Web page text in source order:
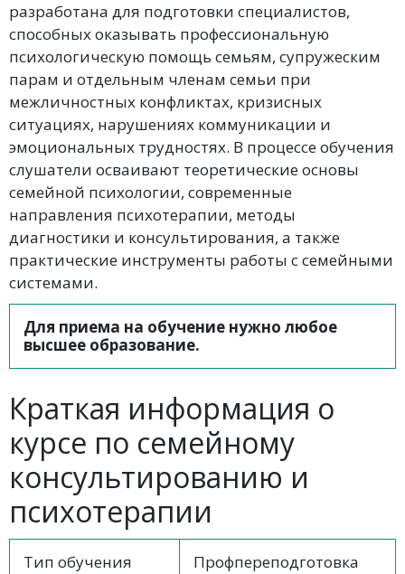
разработана для подготовки специалистов,
способных оказывать профессиональную
психологическую помощь семьям, супружеским
парам и отдельным членам семьи при
межличностных конфликтах, кризисных
ситуациях, нарушениях коммуникации и
эмоциональных трудностях. В процессе обучения
слушатели осваивают теоретические основы
семейной психологии, современные
направления психотерапии, методы
диагностики и консультирования, а также
практические инструменты работы с семейными
системами.
Для приема на обучение нужно любое
высшее образование.
Краткая информация о
курсе по семейному
консультированию и
психотерапии
Тип обучения Профпереподготовка